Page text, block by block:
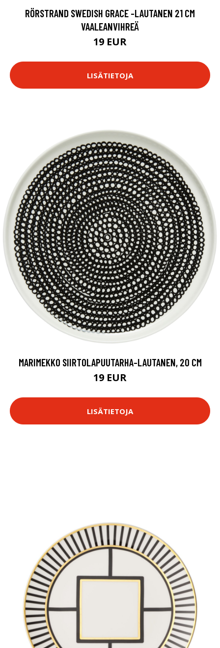
RÖRSTRAND SWEDISH GRACE -LAUTANEN 21 CM
VAALEANVIHREÄ
19 EUR
LISÄTIETOJA
MARIMEKKO SIIRTOLAPUUTARHA-LAUTANEN, 20 CM
19 EUR
LISÄTIETOJA